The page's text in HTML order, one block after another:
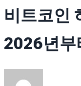
비트코인
2026년부